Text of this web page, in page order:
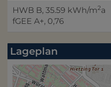
HWB B, 35.59 kWh/m2a
fGEE A+, 0,76
Lageplan